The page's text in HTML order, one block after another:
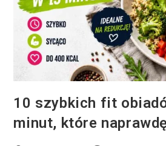
10 szybkich fit
minut, które